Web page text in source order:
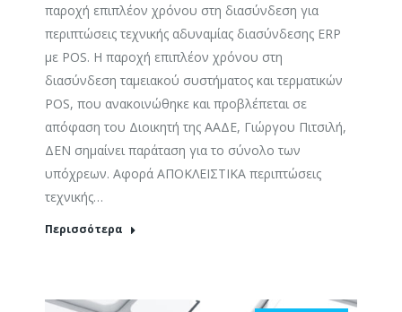
παροχή επιπλέον χρόνου στη διασύνδεση για
περιπτώσεις τεχνικής αδυναμίας διασύνδεσης ERP
με POS. Η παροχή επιπλέον χρόνου στη
διασύνδεση ταμειακού συστήματος και τερματικών
POS, που ανακοινώθηκε και προβλέπεται σε
απόφαση του Διοικητή της ΑΑΔΕ, Γιώργου Πιτσιλή,
ΔΕΝ σημαίνει παράταση για το σύνολο των
υπόχρεων. Αφορά ΑΠΟΚΛΕΙΣΤΙΚΑ περιπτώσεις
τεχνικής…
Περισσότερα